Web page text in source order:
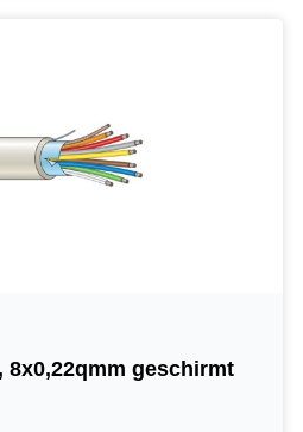
8x0,22qmm geschirmt